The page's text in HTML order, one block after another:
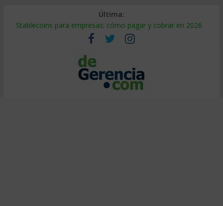
Última:
Stablecoins para empresas: cómo pagar y cobrar en 2026
Despido silencioso: qué es y por qué sale tan caro
IA en selección de personal: cómo auditarla a tiempo
Trabajo forzoso en la cadena de suministro: qué hacer
Mercado hispano de EE. UU.: cómo segmentarlo y venderle